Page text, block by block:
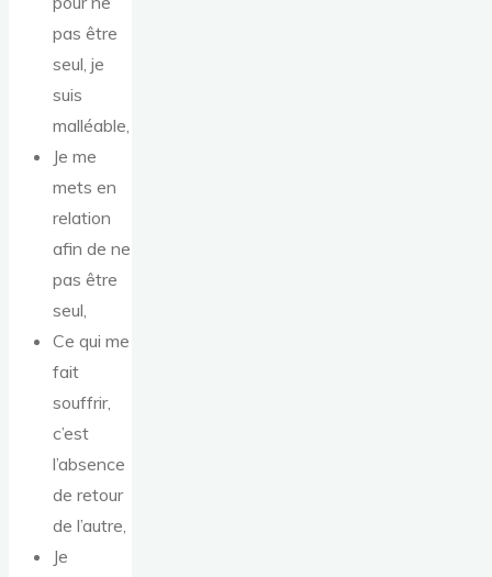
pas être
seul, je
suis
malléable,
Je me
mets en
relation
afin de ne
pas être
seul,
Ce qui me
fait
souffrir,
c’est
l’absence
de retour
de l’autre,
Je